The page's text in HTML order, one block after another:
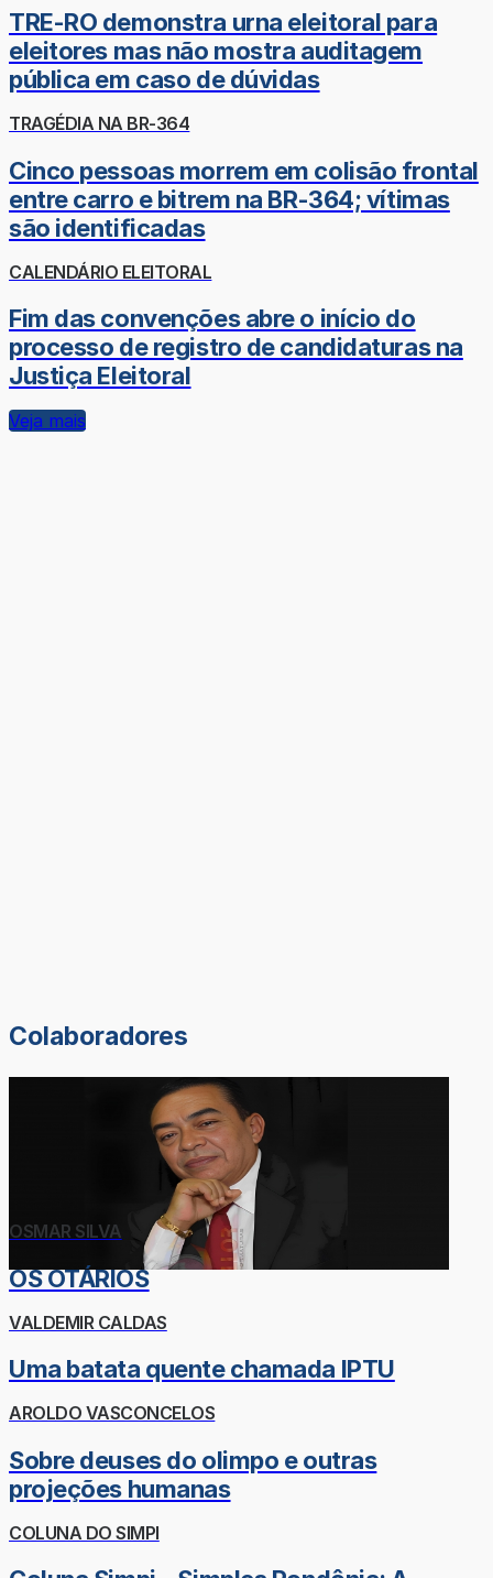
TRE-RO demonstra urna eleitoral para
eleitores mas não mostra auditagem
pública em caso de dúvidas
TRAGÉDIA NA BR-364
Cinco pessoas morrem em colisão frontal
entre carro e bitrem na BR-364; vítimas
são identificadas
CALENDÁRIO ELEITORAL
Fim das convenções abre o início do
processo de registro de candidaturas na
Justiça Eleitoral
Veja mais
Colaboradores
OSMAR SILVA
OS OTÁRIOS
VALDEMIR CALDAS
Uma batata quente chamada IPTU
AROLDO VASCONCELOS
Sobre deuses do olimpo e outras
projeções humanas
COLUNA DO SIMPI